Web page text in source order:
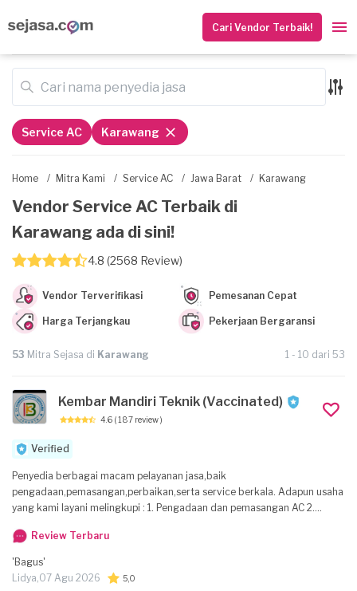
Cari Vendor Terbaik!
Home / Mitra Kami / Service AC / Jawa Barat / Karawang
Vendor Service AC Terbaik di
Karawang ada di sini!
4.8 (2568 Review)
Vendor Terverifikasi Pemesanan Cepat
Harga Terjangkau Pekerjaan Bergaransi
53 Mitra Sejasa di Karawang 1 - 10 dari 53
Service AC Karawang
Kembar Mandiri Teknik (Vaccinated)
4.6 ( 187 review )
Verified
Penyedia berbagai macam pelayanan jasa,baik
pengadaan,pemasangan,perbaikan,serta service berkala. Adapun usaha
yang kami layani melingkupi : 1. Pengadaan dan pemasangan AC 2.
dan Blower Misty/air (yang biasa untuk hajatan) 5. Plumbing 6.
Mekanikal dan Elektrikal 7. Jasa Pemindahan Barang Rumah Tangga 8.
Alarm & CCTV 9. Plumbing 10. Pompa air
Review Terbaru
'Bagus'
Lidya,07 Agu 2026 5,0